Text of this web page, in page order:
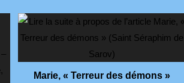
Marie, « Terreur des démons »